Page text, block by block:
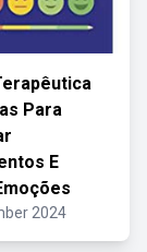
Para
E
2024